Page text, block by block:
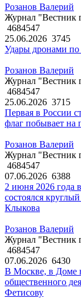
Розанов Валерий
Журнал "Вестник
4684547
25.06.2026 3745
Удары дронами по
Розанов Валерий
Журнал "Вестник
4684547
25.06.2026 3715
Первая в России
флаг побывает на
Розанов Валерий
Журнал "Вестник
4684547
07.06.2026 6388
2 июня 2026 года
состоялся
Клыкова
Розанов Валерий
Журнал "Вестник
4684547
07.06.2026 6430
В Москве, в Доме
общественного
Фетисову